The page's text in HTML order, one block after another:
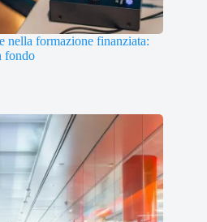
nella formazione finanziata:
fondo